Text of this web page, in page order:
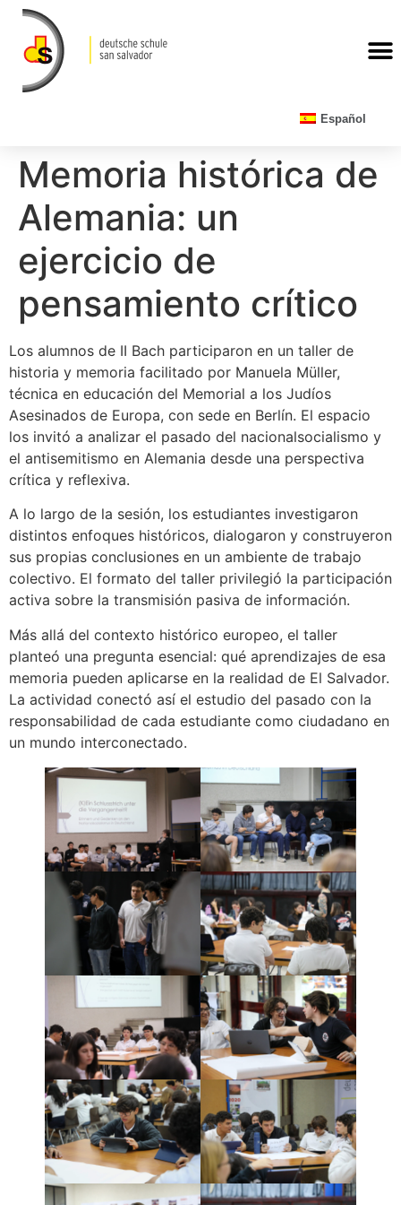
Español
Memoria histórica de
Alemania: un
ejercicio de
pensamiento crítico
Los alumnos de II Bach participaron en un taller de
historia y memoria facilitado por Manuela Müller,
técnica en educación del Memorial a los Judíos
Asesinados de Europa, con sede en Berlín. El espacio
los invitó a analizar el pasado del nacionalsocialismo y
el antisemitismo en Alemania desde una perspectiva
crítica y reflexiva.
A lo largo de la sesión, los estudiantes investigaron
distintos enfoques históricos, dialogaron y construyeron
sus propias conclusiones en un ambiente de trabajo
colectivo. El formato del taller privilegió la participación
activa sobre la transmisión pasiva de información.
Más allá del contexto histórico europeo, el taller
planteó una pregunta esencial: qué aprendizajes de esa
memoria pueden aplicarse en la realidad de El Salvador.
La actividad conectó así el estudio del pasado con la
responsabilidad de cada estudiante como ciudadano en
un mundo interconectado.